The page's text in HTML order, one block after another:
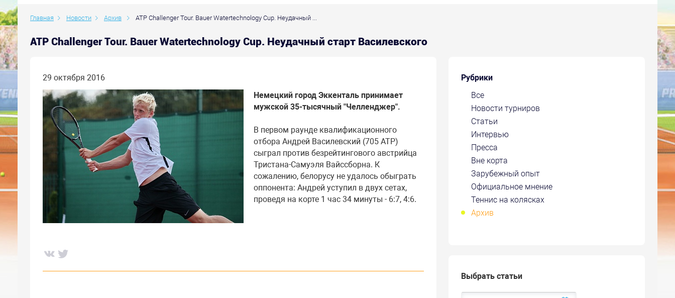
Главная Новости Архив ATP Challenger Tour. Bauer Watertechnology Cup. Неудачный ...
ATP Challenger Tour. Bauer Watertechnology Cup. Неудачный старт Василевского
Рубрики
Все
Новости турниров
Статьи
Интервью
Пресса
Вне корта
Зарубежный опыт
Официальное мнение
Теннис на колясках
Архив
Выбрать статьи
29 октября 2016
Немецкий город Эккенталь принимает
мужской 35-тысячный "Челленджер".
В первом раунде квалификационного
отбора Андрей Василевский (705 АТР)
сыграл против безрейтингового австрийца
Тристана-Самуэля Вайссборна. К
сожалению, белорусу не удалось обыграть
оппонента: Андрей уступил в двух сетах,
проведя на корте 1 час 34 минуты - 6:7, 4:6.